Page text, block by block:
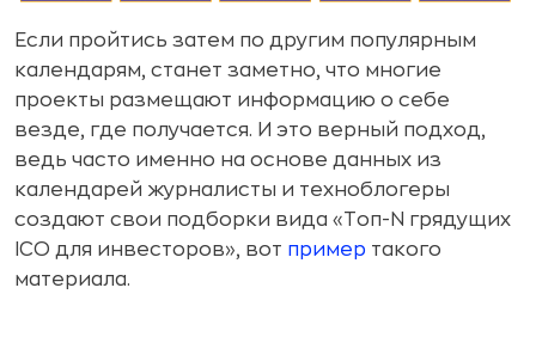
Если пройтись затем по другим популярным
календарям, станет заметно, что многие
проекты размещают информацию о себе
везде, где получается. И это верный подход,
ведь часто именно на основе данных из
календарей журналисты и техноблогеры
создают свои подборки вида «Топ-N грядущих
ICO для инвесторов», вот пример такого
материала.